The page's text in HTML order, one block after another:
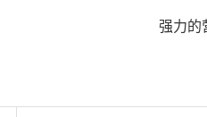
强力的